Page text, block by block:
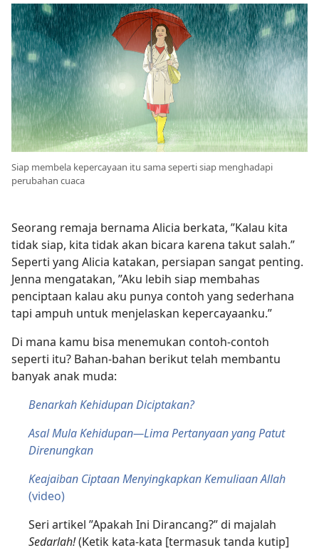
Siap membela kepercayaan itu sama seperti siap menghadapi
perubahan cuaca
Seorang remaja bernama Alicia berkata, ”Kalau kita
tidak siap, kita tidak akan bicara karena takut salah.”
Seperti yang Alicia katakan, persiapan sangat penting.
Jenna mengatakan, ”Aku lebih siap membahas
penciptaan kalau aku punya contoh yang sederhana
tapi ampuh untuk menjelaskan kepercayaanku.”
Di mana kamu bisa menemukan contoh-contoh
seperti itu? Bahan-bahan berikut telah membantu
banyak anak muda:
Benarkah Kehidupan Diciptakan?
Asal Mula Kehidupan—Lima Pertanyaan yang Patut
Direnungkan
Keajaiban Ciptaan Menyingkapkan Kemuliaan Allah
(video)
Seri artikel ”Apakah Ini Dirancang?” di majalah
Sedarlah!(Ketik kata-kata [termasuk tanda kutip]